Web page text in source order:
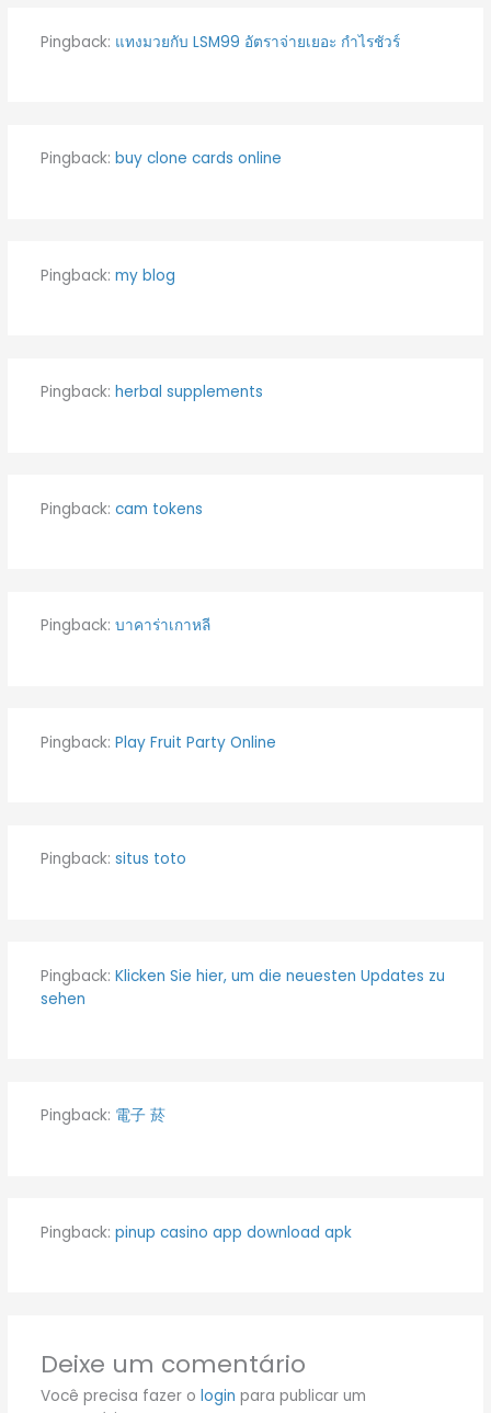
Pingback: แทงมวยกับ LSM99 อัตราจ่ายเยอะ กำไรชัวร์
Pingback: buy clone cards online
Pingback: my blog
Pingback: herbal supplements
Pingback: cam tokens
Pingback: บาคาร่าเกาหลี
Pingback: Play Fruit Party Online
Pingback: situs toto
Pingback: Klicken Sie hier, um die neuesten Updates zu
sehen
Pingback: 電子 菸
Pingback: pinup casino app download apk
Deixe um comentário
Você precisa fazer o login para publicar um